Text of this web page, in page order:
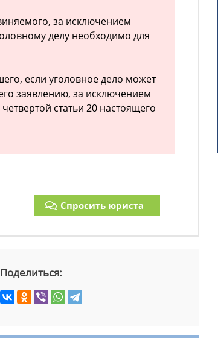
за исключением
делу необходимо для
если уголовное дело может
заявлению, за исключением
статьи 20 настоящего
Спросить юриста
Поделиться: